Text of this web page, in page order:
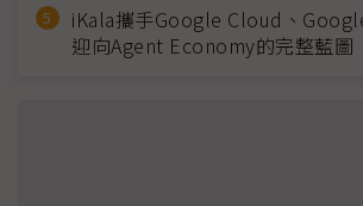
iKala攜手Google Cloud、
迎向Agent Economy的完整藍圖